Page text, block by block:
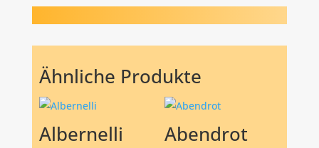
Ähnliche Produkte
Albernelli Abendrot